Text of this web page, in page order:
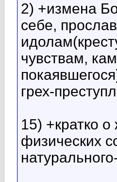
2) +измена
себе,
чувствам,
грех-
15) +кратко
физических